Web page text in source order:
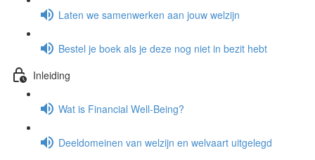
Laten we samenwerken aan jouw welzijn
Bestel je boek als je deze nog niet in bezit hebt
Inleiding
Wat is Financial Well-Being?
Deeldomeinen van welzijn en welvaart uitgelegd